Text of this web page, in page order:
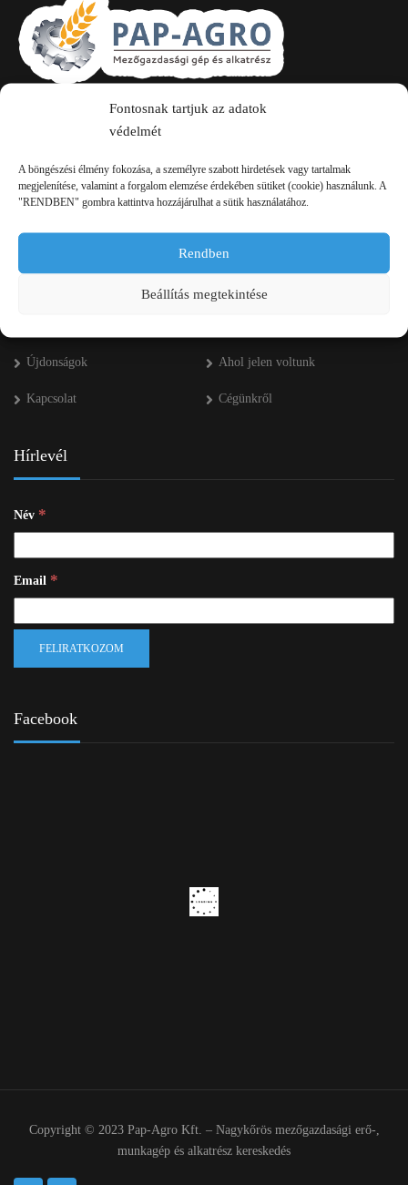
Fontosnak tartjuk az adatok
védelmét
A böngészési élmény fokozása, a személyre szabott hirdetések vagy tartalmak
megjelenítése, valamint a forgalom elemzése érdekében sütiket (cookie) használunk. A
"RENDBEN" gombra kattintva hozzájárulhat a sütik használatához.
Rendben
Beállítás megtekintése
2750 Nagykőrös Alsójárás d. 1/a
+36 53 552 283
Navigáció
Újdonságok Ahol jelen voltunk
Kapcsolat Cégünkről
Hírlevél
Név *
Email *
Facebook
Copyright © 2023 Pap-Agro Kft. – Nagykőrös mezőgazdasági erő-,
munkagép és alkatrész kereskedés